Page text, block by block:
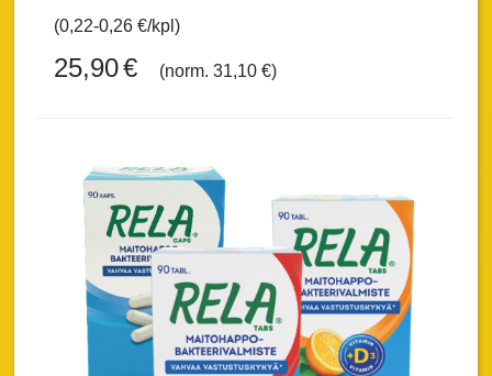
(0,22-0,26 €/kpl)
25,90€ (norm. 31,10 €)